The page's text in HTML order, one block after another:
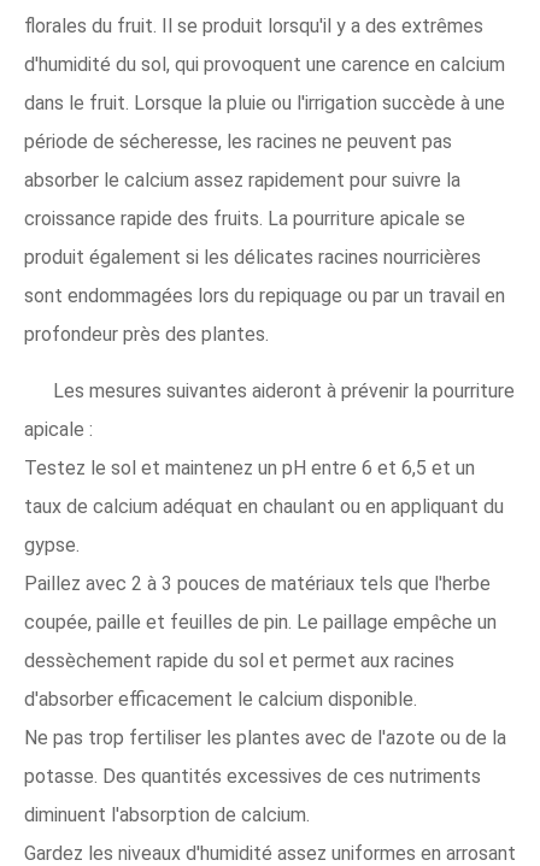
florales du fruit. Il se produit lorsqu'il y a des extrêmes
d'humidité du sol, qui provoquent une carence en calcium
dans le fruit. Lorsque la pluie ou l'irrigation succède à une
période de sécheresse, les racines ne peuvent pas
absorber le calcium assez rapidement pour suivre la
croissance rapide des fruits. La pourriture apicale se
produit également si les délicates racines nourricières
sont endommagées lors du repiquage ou par un travail en
profondeur près des plantes.
Les mesures suivantes aideront à prévenir la pourriture
apicale :
Testez le sol et maintenez un pH entre 6 et 6,5 et un
taux de calcium adéquat en chaulant ou en appliquant du
gypse.
Paillez avec 2 à 3 pouces de matériaux tels que l'herbe
coupée, paille et feuilles de pin. Le paillage empêche un
dessèchement rapide du sol et permet aux racines
d'absorber efficacement le calcium disponible.
Ne pas trop fertiliser les plantes avec de l'azote ou de la
potasse. Des quantités excessives de ces nutriments
diminuent l'absorption de calcium.
Gardez les niveaux d'humidité assez uniformes en arrosant